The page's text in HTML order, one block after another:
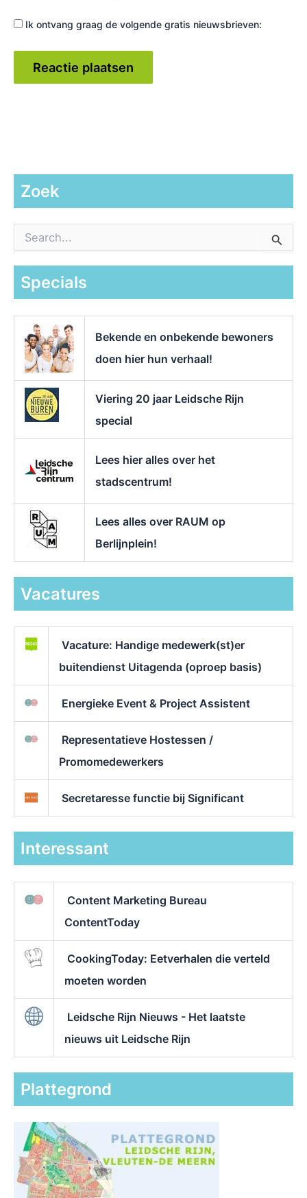
Ik ontvang graag de volgende gratis nieuwsbrieven:
Zoek
a
Specials
Bekende en onbekende bewoners
doen hier hun verhaal!
Viering 20 jaar Leidsche Rijn
special
Lees hier alles over het
stadscentrum!
Lees alles over RAUM op
Berlijnplein!
Vacatures
Vacature: Handige medewerk(st)er
buitendienst Uitagenda (oproep basis)
Energieke Event & Project Assistent
Representatieve Hostessen /
Promomedewerkers
Secretaresse functie bij Significant
Interessant
Content Marketing Bureau
ContentToday
CookingToday: Eetverhalen die verteld
moeten worden
Leidsche Rijn Nieuws - Het laatste
nieuws uit Leidsche Rijn
Plattegrond